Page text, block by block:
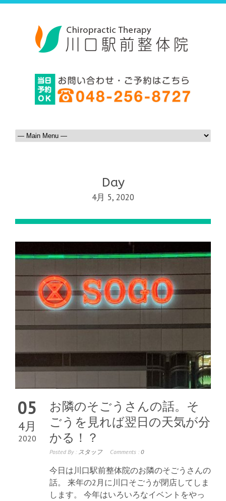
Day
4月 5, 2020
05
4月
2020
お隣のそごうさんの話。そ
ごうを見れば翌日の天気が分
かる！？
Posted By : スタッフ Comments : 0
今日は川口駅前整体院のお隣のそごうさんの
話。 来年の2月に川口そごうが閉店してしま
します。 今年はいろいろなイベントをやっ